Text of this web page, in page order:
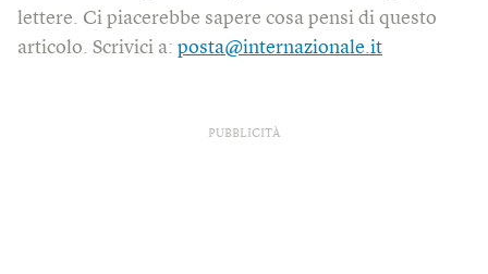
lettere. Ci piacerebbe sapere cosa pensi di questo
articolo. Scrivici a: posta@internazionale.it
PUBBLICITÀ